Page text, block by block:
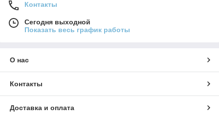
Контакты
Сегодня выходной
Показать весь график работы
О нас
Контакты
Доставка и оплата